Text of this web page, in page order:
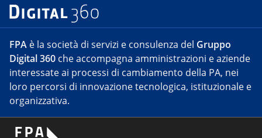
FPA è la società di servizi e consulenza del Gruppo
Digital 360 che accompagna amministrazioni e aziende
interessate ai processi di cambiamento della PA, nei
loro percorsi di innovazione tecnologica, istituzionale e
organizzativa.